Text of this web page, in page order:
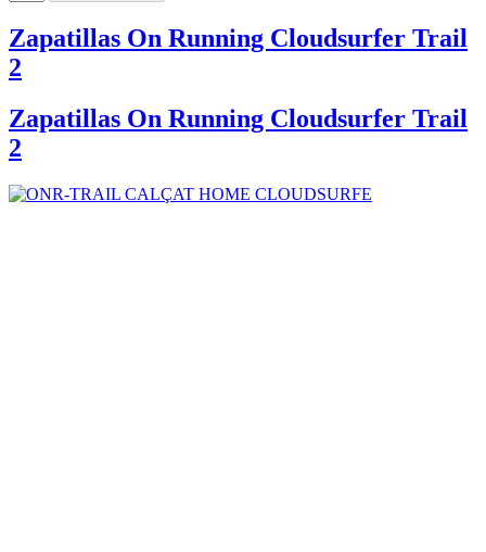
Zapatillas On Running Cloudsurfer Trail
2
Zapatillas On Running Cloudsurfer Trail
2